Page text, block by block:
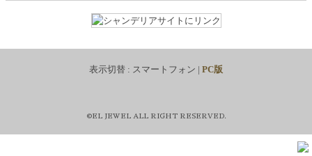
表示切替 : スマートフォン | PC版
©EL JEWEL ALL RIGHT RESERVED.